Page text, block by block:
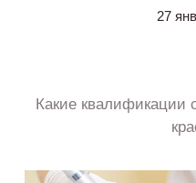
27
Какие квалификации